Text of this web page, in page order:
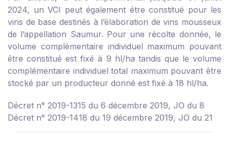
2024, un VCI peut également être constitué pour les
vins de base destinés à l’élaboration de vins mousseux
de l’appellation Saumur. Pour une récolte donnée, le
volume complémentaire individuel maximum pouvant
être constitué est fixé à 9 hl/ha tandis que le volume
complémentaire individuel total maximum pouvant être
stocké par un producteur donné est fixé à 18 hl/ha.
Décret n° 2019-1315 du 6 décembre 2019, JO du 8
Décret n° 2019-1418 du 19 décembre 2019, JO du 21